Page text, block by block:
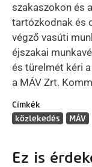
szakaszokon és
tartózkodnak és
végző vasúti
éjszakai
és türelmét kéri
a MÁV Zrt.
Címkék
közlekedés
MÁV
Ez is